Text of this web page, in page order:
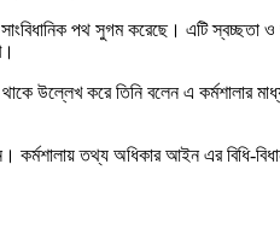
পথ সুগম করেছে। এটি স্বচ্ছতা ও
উল্লেখ করে তিনি বলেন এ
কর্মশালায় তথ্য অধিকার আইন এর বিধি-